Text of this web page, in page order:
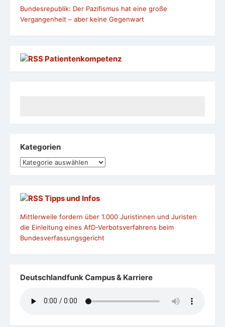
Bundesrepublik: Der Pazifismus hat eine große
Vergangenheit – aber keine Gegenwart
Patientenkompetenz
Kategorien
Kategorien
Tipps und Infos
Mittlerweile fordern über 1.000 Juristinnen und Juristen
die Einleitung eines AfD-Verbotsverfahrens beim
Bundesverfassungsgericht
Deutschlandfunk Campus & Karriere